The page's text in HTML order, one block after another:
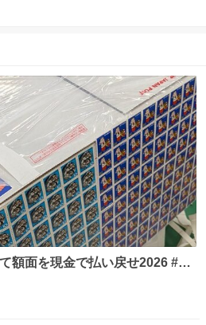
額面を現金で払い戻せ2026 #日